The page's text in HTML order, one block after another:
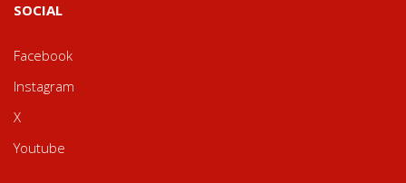
SOCIAL
Facebook
Instagram
X
Youtube